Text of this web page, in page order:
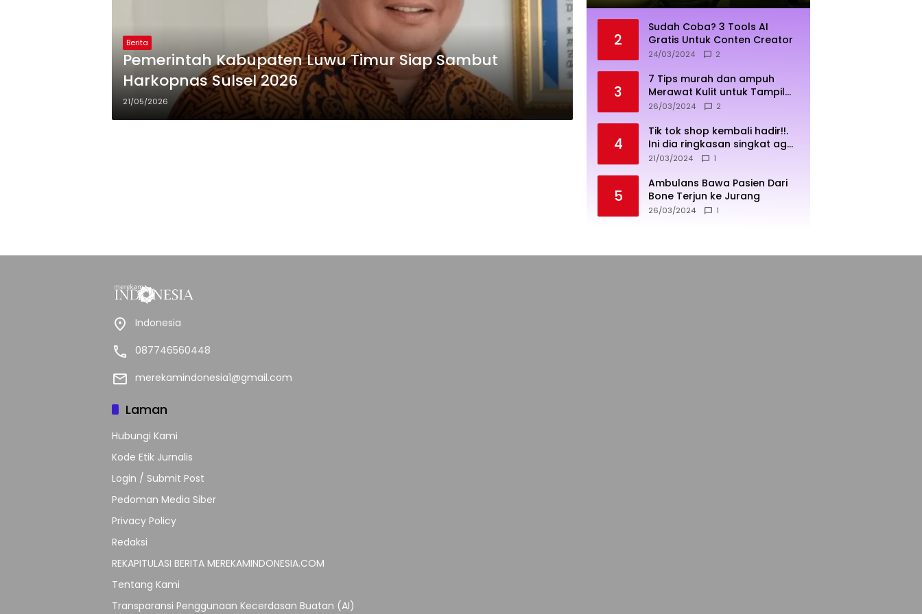
Berita
Pemerintah Kabupaten Luwu Timur Siap Sambut
Harkopnas Sulsel 2026
21/05/2026
2
Sudah Coba? 3 Tools AI
Gratis Untuk Conten Creator
24/03/2024 2
3
7 Tips murah dan ampuh
Merawat Kulit untuk Tampil
Sehat dan Cerah
26/03/2024 2
4
Tik tok shop kembali hadir!!.
Ini dia ringkasan singkat agar
penjualan lebih sukses
21/03/2024 1
5
Ambulans Bawa Pasien Dari
Bone Terjun ke Jurang
26/03/2024 1
Indonesia
087746560448
merekamindonesia1@gmail.com
Laman
Hubungi Kami
Kode Etik Jurnalis
Login / Submit Post
Pedoman Media Siber
Privacy Policy
Redaksi
REKAPITULASI BERITA MEREKAMINDONESIA.COM
Tentang Kami
Transparansi Penggunaan Kecerdasan Buatan (AI)